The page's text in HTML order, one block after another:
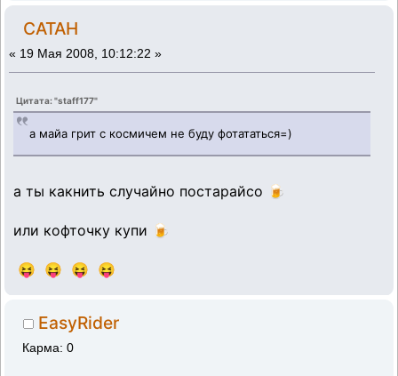
CATAH
« 19 Мая 2008, 10:12:22 »
Цитата: "staff177"
а майа грит с космичем не буду фотататься=)
а ты какнить случайно постарайсо 🍺
или кофточку купи 🍺
😝 😝 😝 😝
EasyRider
Карма: 0